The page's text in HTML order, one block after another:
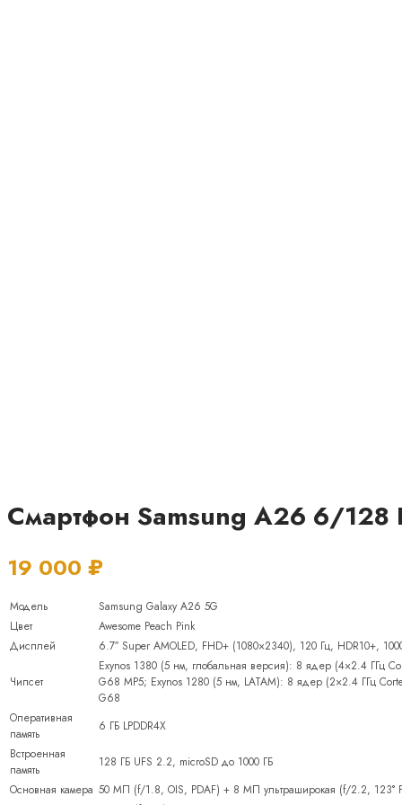
Смартфон Samsung A26 6/128
19 000 ₽
Модель
Samsung Galaxy A26 5G
Цвет
Awesome Peach Pink
Дисплей
6.7″ Super AMOLED, FHD+ (1080×2340), 120 Гц, HDR10+,
Чипсет
Exynos 1380 (5 нм, глобальная версия): 8 ядер (4×2.4 ГГц
G68 MP5; Exynos 1280 (5 нм, LATAM): 8 ядер (2×2.4 ГГц
G68
Оперативная
память
6 ГБ LPDDR4X
Встроенная
память
128 ГБ UFS 2.2, microSD до 1000 ГБ
Основная камера 50 МП (f/1.8, OIS, PDAF) + 8 МП ультраширокая (f/2.2,